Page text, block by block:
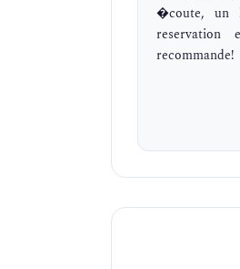
�coute, un
reservation
recommande!